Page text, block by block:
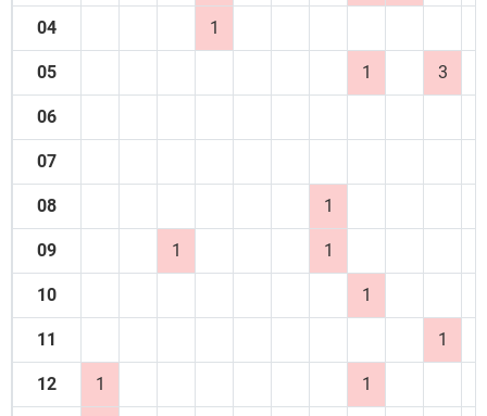
04 1
05 1 3
06
07
08 1
09 1 1
10 1
11 1
12 1 1